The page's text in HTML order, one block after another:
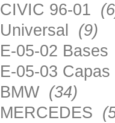
CIVIC 96-01
Universal (9)
E-05-02 Bases
E-05-03
BMW (34)
MERCEDES